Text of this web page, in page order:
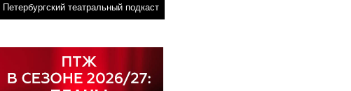
Петербургский театральный подкаст